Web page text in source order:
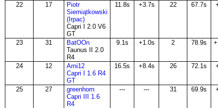
22 17
Piotr
Siemiątkowski
(Irpac)
Capri I 2.0 V6
GT
11.8s +3.7s 22 67.7s
23 31
BatOOn
Taunus II 2.0
R4
9.1s +1.0s 2 78.9s
24 12
Arni12
Capri I 1.6 R4
GT
16.5s +8.4s 26 72.1s
25 27
greenhorn
Capri III 1.6
R4
--- --- 31 69.9s